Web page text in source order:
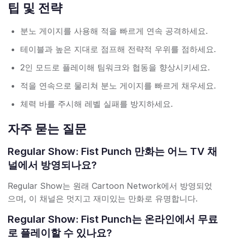
팁 및 전략
분노 게이지를 사용해 적을 빠르게 연속 공격하세요.
테이블과 높은 지대로 점프해 전략적 우위를 점하세요.
2인 모드로 플레이해 팀워크와 협동을 향상시키세요.
적을 연속으로 물리쳐 분노 게이지를 빠르게 채우세요.
체력 바를 주시해 레벨 실패를 방지하세요.
자주 묻는 질문
Regular Show: Fist Punch 만화는 어느 TV 채
널에서 방영되나요?
Regular Show는 원래 Cartoon Network에서 방영되었
으며, 이 채널은 멋지고 재미있는 만화로 유명합니다.
Regular Show: Fist Punch는 온라인에서 무료
로 플레이할 수 있나요?